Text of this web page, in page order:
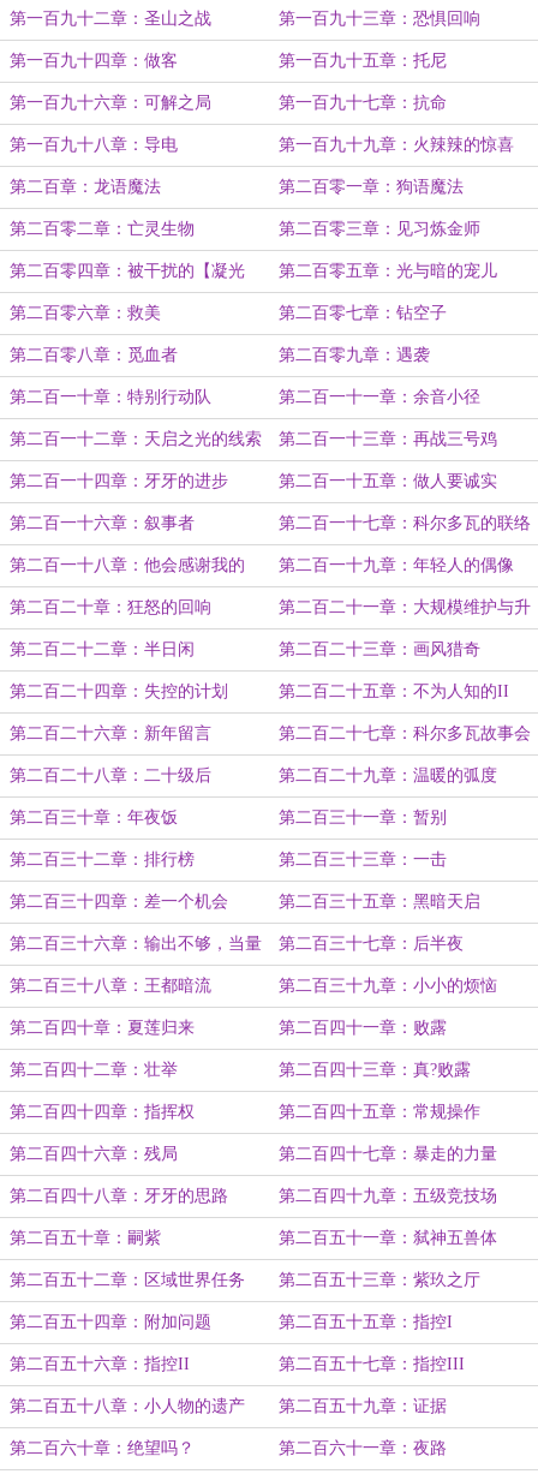
第一百九十二章：圣山之战 第一百九十三章：恐惧回响
第一百九十四章：做客 第一百九十五章：托尼
第一百九十六章：可解之局 第一百九十七章：抗命
第一百九十八章：导电 第一百九十九章：火辣辣的惊喜
第二百章：龙语魔法 第二百零一章：狗语魔法
第二百零二章：亡灵生物 第二百零三章：见习炼金师
第二百零四章：被干扰的【凝光
术】
第二百零五章：光与暗的宠儿
第二百零六章：救美 第二百零七章：钻空子
第二百零八章：觅血者 第二百零九章：遇袭
第二百一十章：特别行动队 第二百一十一章：余音小径
第二百一十二章：天启之光的线索 第二百一十三章：再战三号鸡
第二百一十四章：牙牙的进步 第二百一十五章：做人要诚实
第二百一十六章：叙事者 第二百一十七章：科尔多瓦的联络
第二百一十八章：他会感谢我的 第二百一十九章：年轻人的偶像
第二百二十章：狂怒的回响 第二百二十一章：大规模维护与升
级
第二百二十二章：半日闲 第二百二十三章：画风猎奇
第二百二十四章：失控的计划 第二百二十五章：不为人知的II
第二百二十六章：新年留言 第二百二十七章：科尔多瓦故事会
第二百二十八章：二十级后 第二百二十九章：温暖的弧度
第二百三十章：年夜饭 第二百三十一章：暂别
第二百三十二章：排行榜 第二百三十三章：一击
第二百三十四章：差一个机会 第二百三十五章：黑暗天启
第二百三十六章：输出不够，当量
来凑
第二百三十七章：后半夜
第二百三十八章：王都暗流 第二百三十九章：小小的烦恼
第二百四十章：夏莲归来 第二百四十一章：败露
第二百四十二章：壮举 第二百四十三章：真?败露
第二百四十四章：指挥权 第二百四十五章：常规操作
第二百四十六章：残局 第二百四十七章：暴走的力量
第二百四十八章：牙牙的思路 第二百四十九章：五级竞技场
第二百五十章：嗣紫 第二百五十一章：弑神五兽体
第二百五十二章：区域世界任务 第二百五十三章：紫玖之厅
第二百五十四章：附加问题 第二百五十五章：指控I
第二百五十六章：指控II 第二百五十七章：指控III
第二百五十八章：小人物的遗产 第二百五十九章：证据
第二百六十章：绝望吗？ 第二百六十一章：夜路